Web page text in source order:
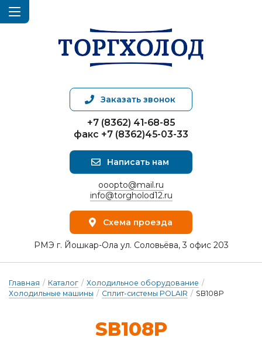
Заказать звонок
+7 (8362) 41-68-85
факс +7 (8362)45-03-33
Написать нам
ooopto@mail.ru
info@torgholod12.ru
Схема проезда
РМЭ г. Йошкар-Ола ул. Соловьёва, 3 офис 203
Главная / Каталог / Холодильное оборудование /
Холодильные машины / Сплит-системы POLAIR / SВ108P
SВ108P